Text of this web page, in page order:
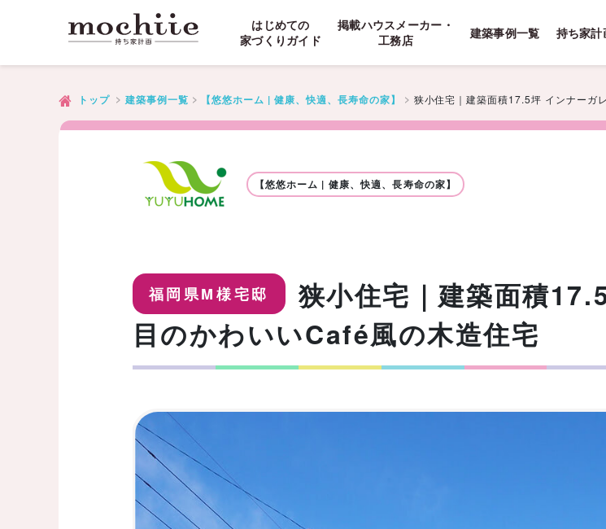
はじめての
家づくりガイド
掲載ハウスメーカー・
工務店
建築事例一覧 持ち家計
トップ 建築事例一覧 【悠悠ホーム | 健康、快適、長寿命の家】 狭小住宅｜建築面積17.5坪 インナーガ
【悠悠ホーム | 健康、快適、長寿命の家】
福岡県M様宅邸
狭小住宅｜建築面積
目のかわいいCafé風の木造住宅